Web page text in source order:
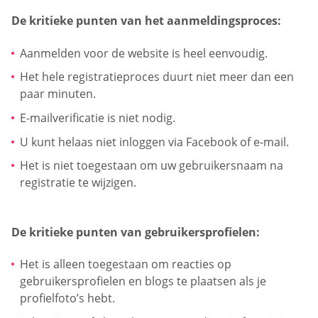
De kritieke punten van het aanmeldingsproces:
Aanmelden voor de website is heel eenvoudig.
Het hele registratieproces duurt niet meer dan een
paar minuten.
E-mailverificatie is niet nodig.
U kunt helaas niet inloggen via Facebook of e-mail.
Het is niet toegestaan om uw gebruikersnaam na
registratie te wijzigen.
De kritieke punten van gebruikersprofielen:
Het is alleen toegestaan om reacties op
gebruikersprofielen en blogs te plaatsen als je
profielfoto’s hebt.